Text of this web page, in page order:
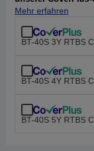
Mehr erfahren
BT-40S 3Y RTBS
BT-40S 4Y RTBS
BT-40S 5Y RTBS